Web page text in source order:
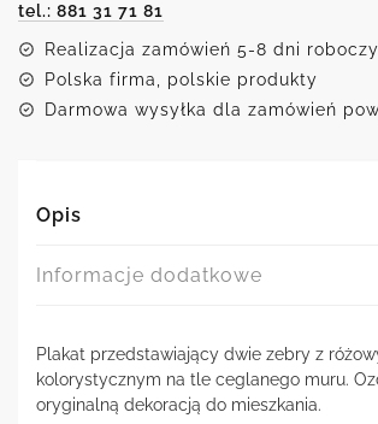
tel.: 881 31 71 81
Realizacja zamówień 5-8 dni
Polska firma, polskie produkty
Darmowa wysyłka dla zamówień
Opis
Informacje dodatkowe
Plakat przedstawiający dwie zebry z
kolorystycznym na tle ceglanego muru.
oryginalną dekoracją do mieszkania.